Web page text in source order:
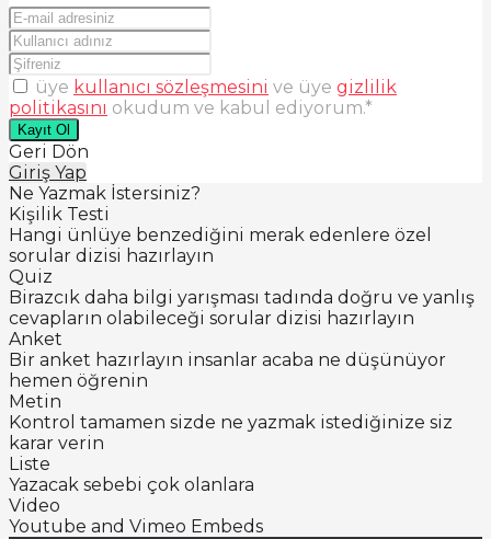
üye kullanıcı sözleşmesini ve üye gizlilik
politikasını okudum ve kabul ediyorum.*
Kayıt Ol
Geri Dön
Giriş Yap
Ne Yazmak İstersiniz?
Kişilik Testi
Hangi ünlüye benzediğini merak edenlere özel
sorular dizisi hazırlayın
Quiz
Birazcık daha bilgi yarışması tadında doğru ve yanlış
cevapların olabileceği sorular dizisi hazırlayın
Anket
Bir anket hazırlayın insanlar acaba ne düşünüyor
hemen öğrenin
Metin
Kontrol tamamen sizde ne yazmak istediğinize siz
karar verin
Liste
Yazacak sebebi çok olanlara
Video
Youtube and Vimeo Embeds